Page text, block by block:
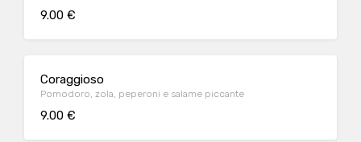
9.00 €
Coraggioso
Pomodoro, zola, peperoni e salame piccante
9.00 €